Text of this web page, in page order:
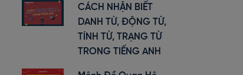
CÁCH NHẬN BIẾT
DANH TỪ, ĐỘNG TỪ,
TÍNH TỪ, TRẠNG TỪ
TRONG TIẾNG ANH